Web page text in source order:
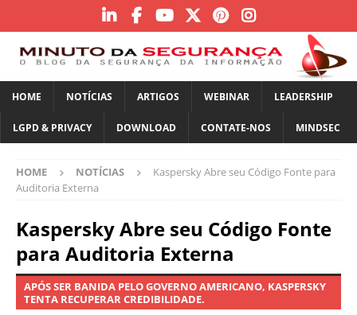
HOME NOTÍCIAS ARTIGOS WEBINAR LEADERSHIP
LGPD & PRIVACY DOWNLOAD CONTATE-NOS MINDSEC
HOME NOTÍCIAS
Kaspersky Abre seu Código Fonte para
Auditoria Externa
Kaspersky Abre seu Código Fonte
para Auditoria Externa
APÓS SER BANIDA PELO GOVERNO AMERICANO, KASPERSKY
TENTA RECUPERAR CREDIBILIDADE.